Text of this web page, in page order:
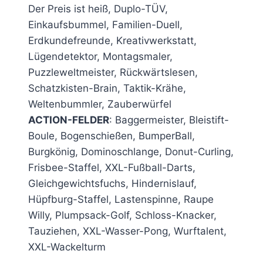
Der Preis ist heiß, Duplo-TÜV,
Einkaufsbummel, Familien-Duell,
Erdkundefreunde, Kreativwerkstatt,
Lügendetektor, Montagsmaler,
Puzzleweltmeister, Rückwärtslesen,
Schatzkisten-Brain, Taktik-Krähe,
Weltenbummler, Zauberwürfel
ACTION-FELDER: Baggermeister, Bleistift-
Boule, Bogenschießen, BumperBall,
Burgkönig, Dominoschlange, Donut-Curling,
Frisbee-Staffel, XXL-Fußball-Darts,
Gleichgewichtsfuchs, Hindernislauf,
Hüpfburg-Staffel, Lastenspinne, Raupe
Willy, Plumpsack-Golf, Schloss-Knacker,
Tauziehen, XXL-Wasser-Pong, Wurftalent,
XXL-Wackelturm